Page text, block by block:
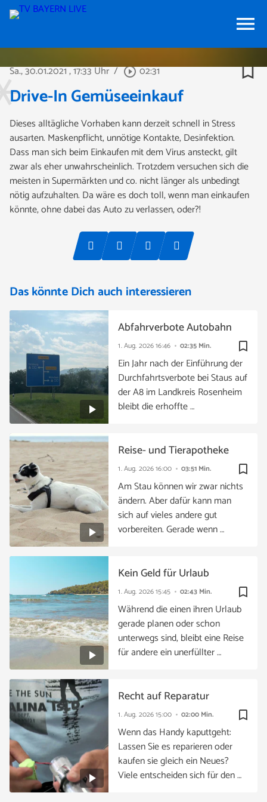
menu
Sa., 30.01.2021, 17:33 Uhr / play_circle_outline02:31 bookmark_border
Drive-In Gemüseeinkauf
Dieses alltägliche Vorhaben kann derzeit schnell in Stress
ausarten. Maskenpflicht, unnötige Kontakte, Desinfektion.
Dass man sich beim Einkaufen mit dem Virus ansteckt, gilt
zwar als eher unwahrscheinlich. Trotzdem versuchen sich die
meisten in Supermärkten und co. nicht länger als unbedingt
nötig aufzuhalten. Da wäre es doch toll, wenn man einkaufen
könnte, ohne dabei das Auto zu verlassen, oder?!
Das könnte Dich auch interessieren
bookmark_border
1. Aug. 202616:46 02:35 Min.
Abfahrverbote Autobahn
Ein Jahr nach der Einführung der
Durchfahrtsverbote bei Staus auf
der A8 im Landkreis Rosenheim
bleibt die erhoffte …
bookmark_border
1. Aug. 202616:00 03:51 Min.
Reise- und Tierapotheke
Am Stau können wir zwar nichts
ändern. Aber dafür kann man
sich auf vieles andere gut
vorbereiten. Gerade wenn …
bookmark_border
1. Aug. 202615:45 02:43 Min.
Kein Geld für Urlaub
Während die einen ihren Urlaub
gerade planen oder schon
unterwegs sind, bleibt eine Reise
für andere ein unerfüllter …
bookmark_border
1. Aug. 202615:00 02:00 Min.
Recht auf Reparatur
Wenn das Handy kaputtgeht:
Lassen Sie es reparieren oder
kaufen sie gleich ein Neues?
Viele entscheiden sich für den …